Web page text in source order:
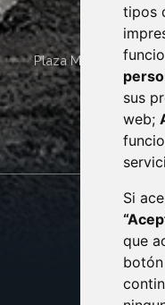
tipos
sus
web;
Si
que
botón
Plaza Mayor 4 22400
·